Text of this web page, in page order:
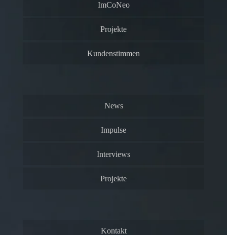
ImCoNeo
Projekte
Kundenstimmen
News
Impulse
Interviews
Projekte
Kontakt